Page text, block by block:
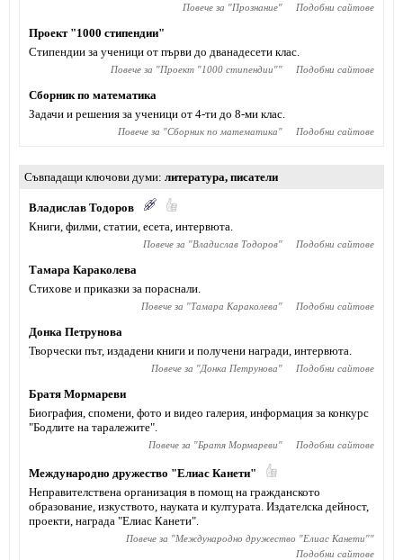
Повече за "Прознание" Подобни сайтове
Проект "1000 стипендии"
Стипендии за ученици от първи до дванадесети клас.
Повече за "Проект "1000 стипендии"" Подобни сайтове
Сборник по математика
Задачи и решения за ученици от 4-ти до 8-ми клас.
Повече за "Сборник по математика" Подобни сайтове
Съвпадащи ключови думи литература, писатели
Владислав Тодоров
Книги, филми, статии, есета, интервюта.
Повече за "Владислав Тодоров" Подобни сайтове
Тамара Караколева
Стихове и приказки за пораснали.
Повече за "Тамара Караколева" Подобни сайтове
Донка Петрунова
Творчески път, издадени книги и получени награди, интервюта.
Повече за "Донка Петрунова" Подобни сайтове
Братя Мормареви
Биография, спомени, фото и видео галерия, информация за конкурс
"Бодлите на таралежите".
Повече за "Братя Мормареви" Подобни сайтове
Международно дружество "Елиас Канети"
Неправителствена организация в помощ на гражданското
образование, изкуството, науката и културата. Издателска дейност,
проекти, награда "Елиас Канети".
Повече за "Международно дружество "Елиас Канети""
Подобни сайтове